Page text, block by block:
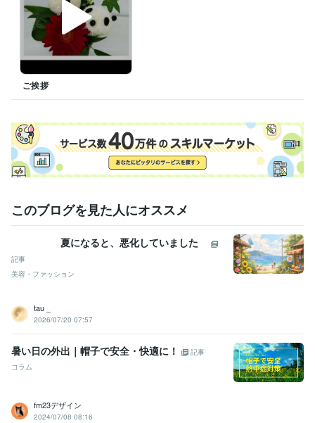
資格・検定
日商簿記検定3級 取得年 : 2004年
ビジネス実務法務検定3級
ビジネス・クリエイティブツール
Excel:25年
悩み相談・カウンセリング 落ち込み・不安からの復活 なりたい自分
になるための方法
コントロールできる、できないことの仕分け
ご挨拶
このブログを見た人にオススメ
夏になると、悪化していました
記事
美容・ファッション
tau _
2026/07/20 07:57
暑い日の外出｜帽子で安全・快適に！
記事
コラム
fm23デザイン
2024/07/08 08:16